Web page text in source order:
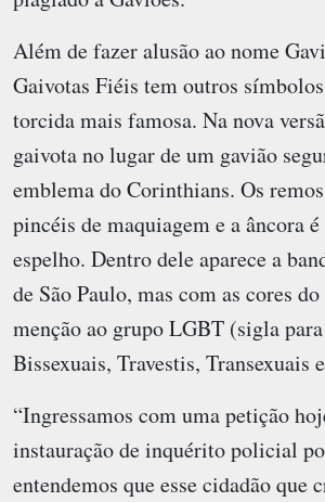
Além de fazer alusão ao nome
Gaivotas Fiéis tem outros
torcida mais famosa. Na nova
gaivota no lugar de um gavião
emblema do Corinthians. Os
pincéis de maquiagem e a âncora
espelho. Dentro dele aparece a
de São Paulo, mas com as cores
menção ao grupo LGBT (sigla
Bissexuais, Travestis, Transexuais
“Ingressamos com uma petição
instauração de inquérito policial
entendemos que esse cidadão que